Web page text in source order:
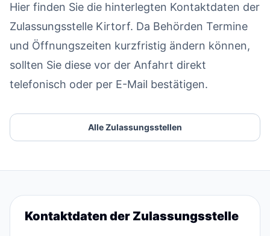
Hier finden Sie die hinterlegten Kontaktdaten der
Zulassungsstelle Kirtorf. Da Behörden Termine
und Öffnungszeiten kurzfristig ändern können,
sollten Sie diese vor der Anfahrt direkt
telefonisch oder per E-Mail bestätigen.
Alle Zulassungsstellen
Kontaktdaten der Zulassungsstelle